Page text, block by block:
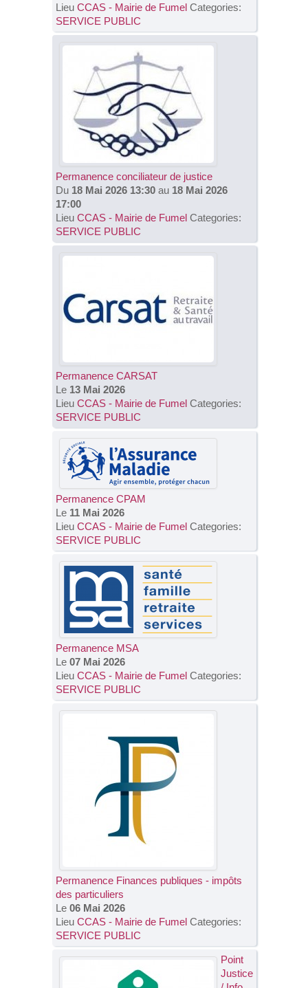
Lieu CCAS - Mairie de Fumel Categories:
SERVICE PUBLIC
Permanence conciliateur de justice
Du 18 Mai 2026 13:30 au 18 Mai 2026
17:00
Lieu CCAS - Mairie de Fumel Categories:
SERVICE PUBLIC
Permanence CARSAT
Le 13 Mai 2026
Lieu CCAS - Mairie de Fumel Categories:
SERVICE PUBLIC
Permanence CPAM
Le 11 Mai 2026
Lieu CCAS - Mairie de Fumel Categories:
SERVICE PUBLIC
Permanence MSA
Le 07 Mai 2026
Lieu CCAS - Mairie de Fumel Categories:
SERVICE PUBLIC
Permanence Finances publiques - impôts
des particuliers
Le 06 Mai 2026
Lieu CCAS - Mairie de Fumel Categories:
SERVICE PUBLIC
Point
Justice